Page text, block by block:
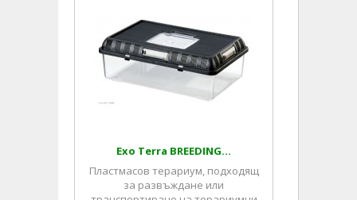
Exo Terra BREEDING...
Пластмасов терариум, подходящ
за развъждане или